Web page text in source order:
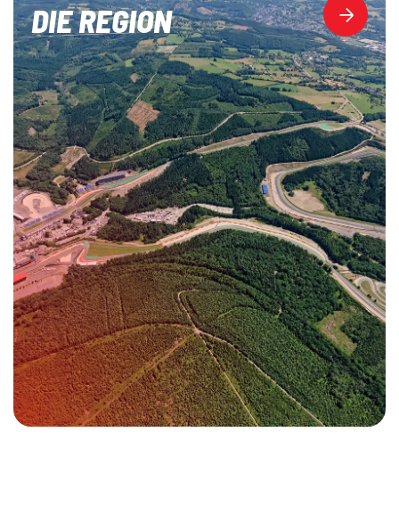
DIE REGION